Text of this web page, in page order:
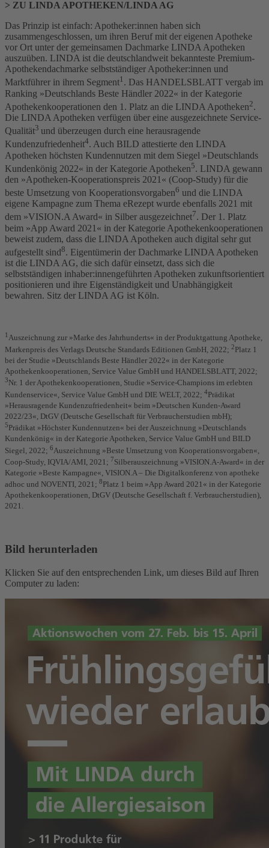
> ZU LINDA APOTHEKEN/LINDA AG
Das Prinzip ist einfach: Apotheker:innen haben sich
zusammengeschlossen, um ihren Beruf mit der eigenen Apotheke
vor Ort unter der gemeinsamen Dachmarke LINDA Apotheken
auszuüben. LINDA ist die deutschlandweit bekannteste Premium-
Apothekendachmarke selbstständiger Apotheker:innen und
Marktführer in ihrem Segment1 . Das HANDELSBLATT vergab im
Ranking »Deutschlands Beste Händler 2022« in der Kategorie
Apothekenkooperationen den 1. Platz an die LINDA Apotheken2.
Die LINDA Apotheken verfügen über eine ausgezeichnete Service-
Qualität3 und überzeugen durch eine herausragende
Kundenzufriedenheit4. Auch BILD attestierte den LINDA
Apotheken höchsten Kundennutzen mit dem Siegel »Deutschlands
Kundenkönig 2022« in der Kategorie Apotheken5. LINDA gewann
den »Apotheken-Kooperationspreis 2021« (Coop-Study) für die
beste Umsetzung von Kooperationsvorgaben6 und die LINDA
eigene Kampagne zum Thema eRezept wurde ebenfalls 2021 mit
dem »VISION.A Award« in Silber ausgezeichnet7. Der 1. Platz
beim »App Award 2021« in der Kategorie Apothekenkooperationen
beweist zudem, dass die LINDA Apotheken auch digital sehr gut
aufgestellt sind8. Eigentümerin der Dachmarke LINDA Apotheken
ist die LINDA AG, die sich dafür einsetzt, dass sich die
selbstständigen inhaber:innengeführten Apotheken zukunftsorientiert
positionieren und ihre Eigenständigkeit und Unabhängigkeit
bewahren. Sitz der LINDA AG ist Köln.
1Auszeichnung zur »Marke des Jahrhunderts« in der Produktgattung Apotheke,
Markenpreis des Verlags Deutsche Standards Editionen GmbH, 2022; 2Platz 1
bei der Studie »Deutschlands Beste Händler 2022« in der Kategorie
Apothekenkooperationen, Service Value GmbH und HANDELSBLATT, 2022;
3Nr. 1 der Apothekenkooperationen, Studie »Service-Champions im erlebten
Kundenservice«, Service Value GmbH und DIE WELT, 2022; 4Prädikat
»Herausragende Kundenzufriedenheit« beim »Deutschen Kunden-Award
2022/23«, DtGV (Deutsche Gesellschaft für Verbraucherstudien mbH);
5Prädikat »Höchster Kundennutzen« bei der Auszeichnung »Deutschlands
Kundenkönig« in der Kategorie Apotheken, Service Value GmbH und BILD
Siegel, 2022; 6Auszeichnung »Beste Umsetzung von Kooperationsvorgaben«,
Coop-Study, IQVIA/AMI, 2021; 7Silberauszeichnung »VISION.A-Award« in der
Kategorie »Beste Kampagne«, VISION.A – Die Digitalkonferenz von apotheke
adhoc und NOVENTI, 2021; 8Platz 1 beim »App Award 2021« in der Kategorie
Apothekenkooperationen, DtGV (Deutsche Gesellschaft f. Verbraucherstudien),
2021.
Bild herunterladen
Klicken Sie auf den entsprechenden Link, um dieses Bild auf Ihren
Computer zu laden: